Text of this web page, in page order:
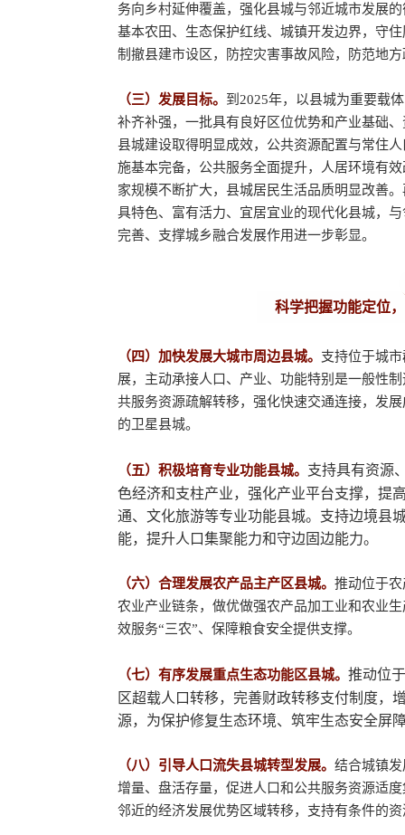
务向乡村延伸覆盖，强化县城与邻近城市发展
基本农田、生态保护红线、城镇开发边界，守
制撤县建市设区，防控灾害事故风险，防范地
（三）发展目标。 到2025年，以县城为重要载
补齐补强，一批具有良好区位优势和产业基础
县城建设取得明显成效，公共资源配置与常住
施基本完备，公共服务全面提升，人居环境有
家规模不断扩大，县城居民生活品质明显改善
具特色、富有活力、宜居宜业的现代化县城，
完善、支撑城乡融合发展作用进一步彰显。
科学把握功能定位
（四）加快发展大城市周边县城。 支持位于城
展，主动承接人口、产业、功能特别是一般性
共服务资源疏解转移，强化快速交通连接，发
的卫星县城。
（五）积极培育专业功能县城。 支持具有资源
色经济和支柱产业，强化产业平台支撑，提
通、文化旅游等专业功能县城。支持边境县
能，提升人口集聚能力和守边固边能力。
（六）合理发展农产品主产区县城。 推动位于
农业产业链条，做优做强农产品加工业和农业
效服务“三农”、保障粮食安全提供支撑。
（七）有序发展重点生态功能区县城。 推动位
区超载人口转移，完善财政转移支付制度，
源，为保护修复生态环境、筑牢生态安全屏
（八）引导人口流失县城转型发展。 结合城镇
增量、盘活存量，促进人口和公共服务资源适
邻近的经济发展优势区域转移，支持有条件的